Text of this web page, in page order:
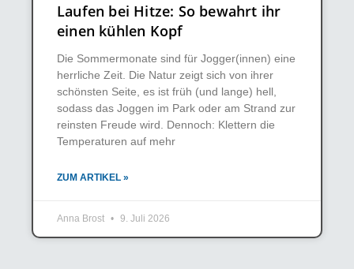
Laufen bei Hitze: So bewahrt ihr
einen kühlen Kopf
Die Sommermonate sind für Jogger(innen) eine
herrliche Zeit. Die Natur zeigt sich von ihrer
schönsten Seite, es ist früh (und lange) hell,
sodass das Joggen im Park oder am Strand zur
reinsten Freude wird. Dennoch: Klettern die
Temperaturen auf mehr
ZUM ARTIKEL »
Anna Brost 9. Juli 2026